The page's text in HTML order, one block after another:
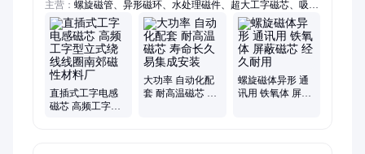
主营： 螺旋磁管、异形磁环、水处理磁件、超大工字磁芯、吸波
材料、抗金属磁片、隔磁片、导磁材料、刷卡机磁片、传感器磁
环、磁性材料、软磁材料、大磁环、无线充电磁片、RFID磁
片、高频磁环、钻井磁棒、钻头磁棒、槽沟磁棒、沟槽磁棒、钻
井磁环、钻探磁环、地探磁环、管状磁环、管状铁氧体磁环
直插式工字电感
磁芯 高频工字型
大功率 自动化配
套 耐高温磁芯 寿
螺旋磁体异形 通
讯用 铁氧体 屏蔽